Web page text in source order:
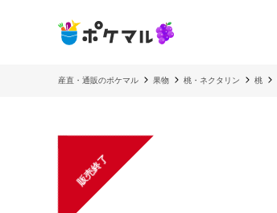
産直・通販のポケマル 果物 桃・ネクタリン 桃
販売終了